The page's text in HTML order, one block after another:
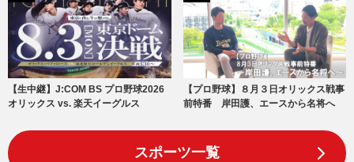
【生中継】J:COM BS プロ野球2026
オリックス vs. 楽天イーグルス
【プロ野球】８月３日オリックス戦事
前特番 岸田護、エースから名将へ
スポーツ一覧